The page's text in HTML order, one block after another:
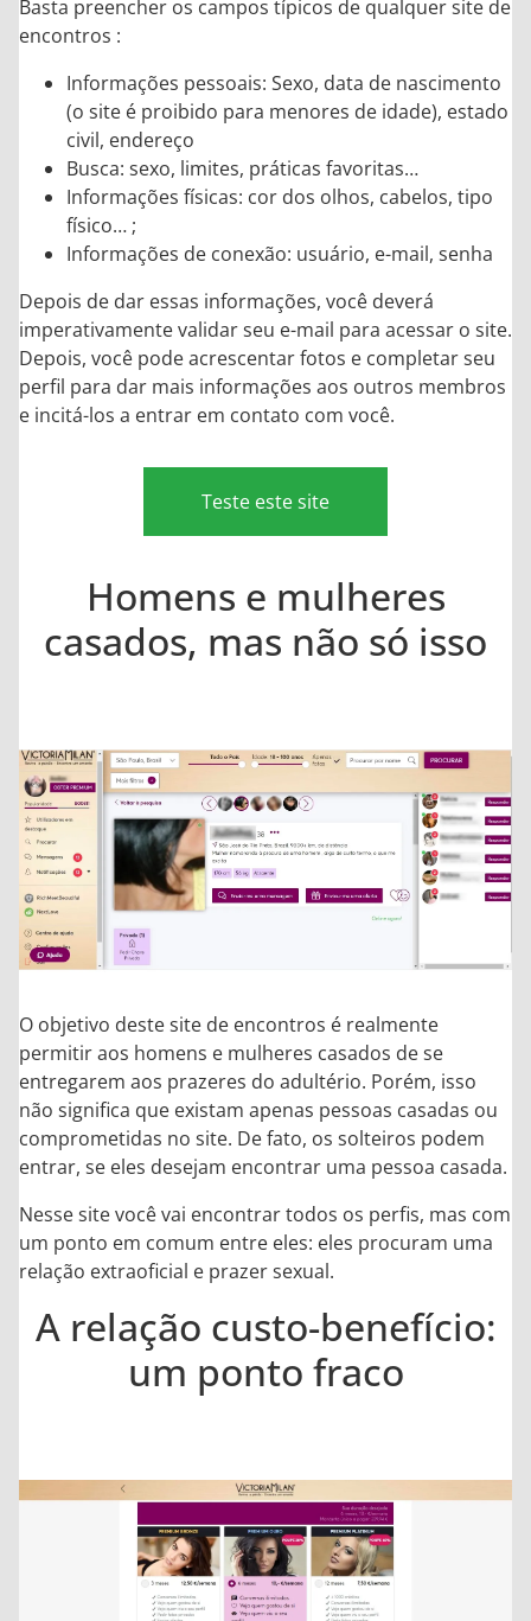
Basta preencher os campos típicos de qualquer site de
encontros :
Informações pessoais: Sexo, data de nascimento
(o site é proibido para menores de idade), estado
civil, endereço
Busca: sexo, limites, práticas favoritas…
Informações físicas: cor dos olhos, cabelos, tipo
físico… ;
Informações de conexão: usuário, e-mail, senha
Depois de dar essas informações, você deverá
imperativamente validar seu e-mail para acessar o site.
Depois, você pode acrescentar fotos e completar seu
perfil para dar mais informações aos outros membros
e incitá-los a entrar em contato com você.
Teste este site
Homens e mulheres
casados, mas não só isso
O objetivo deste site de encontros é realmente
permitir aos homens e mulheres casados de se
entregarem aos prazeres do adultério. Porém, isso
não significa que existam apenas pessoas casadas ou
comprometidas no site. De fato, os solteiros podem
entrar, se eles desejam encontrar uma pessoa casada.
Nesse site você vai encontrar todos os perfis, mas com
um ponto em comum entre eles: eles procuram uma
relação extraoficial e prazer sexual.
A relação custo-benefício:
um ponto fraco